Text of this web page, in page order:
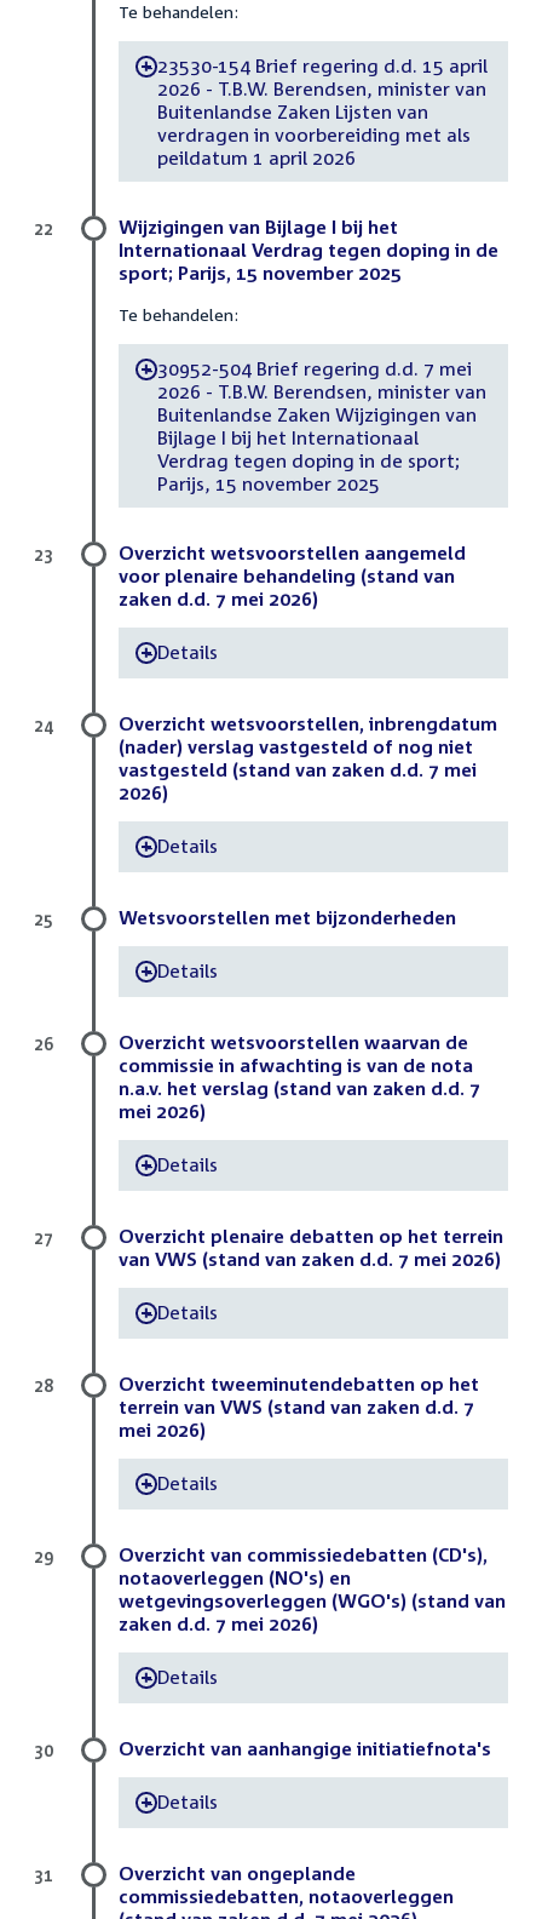
Te behandelen:
-23530-154 Brief regering d.d. 15 april
2026 - T.B.W. Berendsen, minister van
Buitenlandse Zaken Lijsten van
verdragen in voorbereiding met als
peildatum 1 april 2026
Wijzigingen van Bijlage I bij het
Internationaal Verdrag tegen doping in de
sport; Parijs, 15 november 2025
Te behandelen:
-30952-504 Brief regering d.d. 7 mei
2026 - T.B.W. Berendsen, minister van
Buitenlandse Zaken Wijzigingen van
Bijlage I bij het Internationaal
Verdrag tegen doping in de sport;
Parijs, 15 november 2025
22
Overzicht wetsvoorstellen aangemeld
voor plenaire behandeling (stand van
zaken d.d. 7 mei 2026)
-Details
23
Overzicht wetsvoorstellen, inbrengdatum
(nader) verslag vastgesteld of nog niet
vastgesteld (stand van zaken d.d. 7 mei
2026)
-Details
24
Wetsvoorstellen met bijzonderheden
-Details
25
Overzicht wetsvoorstellen waarvan de
commissie in afwachting is van de nota
n.a.v. het verslag (stand van zaken d.d. 7
mei 2026)
-Details
26
Overzicht plenaire debatten op het terrein
van VWS (stand van zaken d.d. 7 mei 2026)
-Details
27
Overzicht tweeminutendebatten op het
terrein van VWS (stand van zaken d.d. 7
mei 2026)
-Details
28
Overzicht van commissiedebatten (CD's),
notaoverleggen (NO's) en
wetgevingsoverleggen (WGO's) (stand van
zaken d.d. 7 mei 2026)
-Details
29
Overzicht van aanhangige initiatiefnota's
-Details
30
Overzicht van ongeplande
commissiedebatten, notaoverleggen
31